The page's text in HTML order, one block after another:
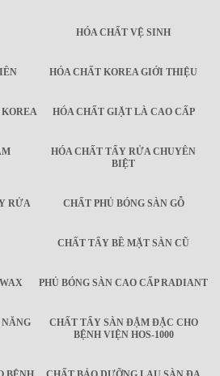
HÓA CHẤT VỆ SINH
HÓA CHẤT KOREA GIỚI THIỆU
HÓA CHẤT GIẶT LÀ CAO CẤP
HÓA CHẤT TẨY RỬA CHUYÊN
BIỆT
RỬA
CHẤT PHỦ BÓNG SÀN GỖ
CHẤT TẨY BỀ MẶT SÀN CŨ
PHỦ BÓNG SÀN CAO CẤP RADIANT
CHẤT TẨY SÀN ĐẬM ĐẶC CHO
BỆNH VIỆN HOS-1000